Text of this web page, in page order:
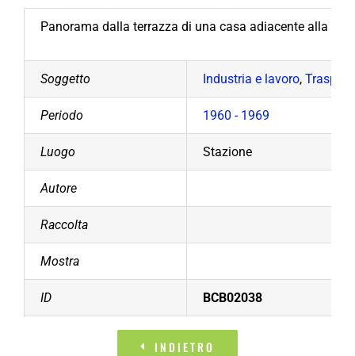
Panorama dalla terrazza di una casa adiacente alla
Soggetto Industria e lavoro, Trasporti
Periodo 1960 - 1969
Luogo Stazione
Autore
Raccolta
Mostra
ID BCB02038
INDIETRO